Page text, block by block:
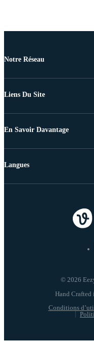
Notre Réseau
Liens Du Site
En Savoir Davantage
© 2026
Conditions
Langues